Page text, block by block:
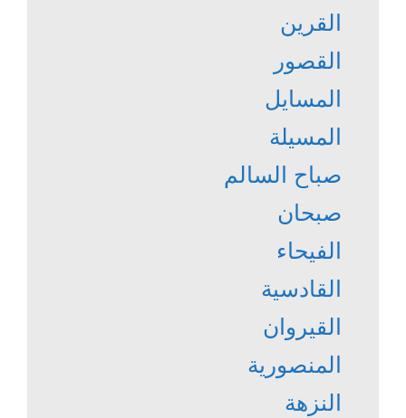
القرين
القصور
المسايل
المسيلة
صباح السالم
صبحان
الفيحاء
القادسية
القيروان
المنصورية
النزهة